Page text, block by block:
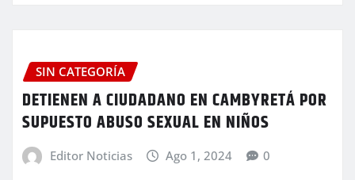
SIN CATEGORÍA
DETIENEN A CIUDADANO EN CAMBYRETÁ POR
SUPUESTO ABUSO SEXUAL EN NIÑOS
Editor Noticias Ago 1, 2024 0